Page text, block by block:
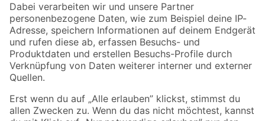
Zahlungsarten Versandarten
Sicher einkaufen